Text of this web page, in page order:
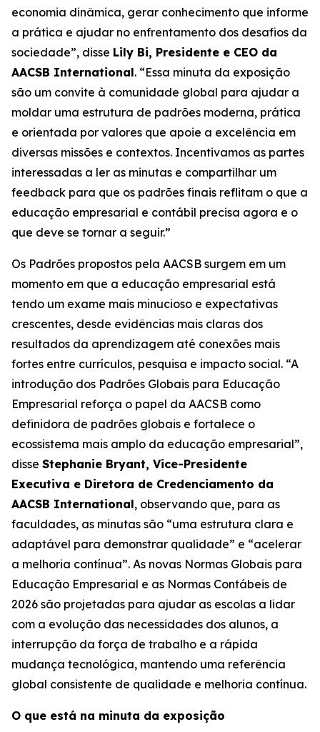
economia dinâmica, gerar conhecimento que informe
a prática e ajudar no enfrentamento dos desafios da
sociedade”, disse Lily Bi, Presidente e CEO da
AACSB International. “Essa minuta da exposição
são um convite à comunidade global para ajudar a
moldar uma estrutura de padrões moderna, prática
e orientada por valores que apoie a excelência em
diversas missões e contextos. Incentivamos as partes
interessadas a ler as minutas e compartilhar um
feedback para que os padrões finais reflitam o que a
educação empresarial e contábil precisa agora e o
que deve se tornar a seguir.”
Os Padrões propostos pela AACSB surgem em um
momento em que a educação empresarial está
tendo um exame mais minucioso e expectativas
crescentes, desde evidências mais claras dos
resultados da aprendizagem até conexões mais
fortes entre currículos, pesquisa e impacto social. “A
introdução dos Padrões Globais para Educação
Empresarial reforça o papel da AACSB como
definidora de padrões globais e fortalece o
ecossistema mais amplo da educação empresarial”,
disse Stephanie Bryant, Vice-Presidente
Executiva e Diretora de Credenciamento da
AACSB International, observando que, para as
faculdades, as minutas são “uma estrutura clara e
adaptável para demonstrar qualidade” e “acelerar
a melhoria contínua”. As novas Normas Globais para
Educação Empresarial e as Normas Contábeis de
2026 são projetadas para ajudar as escolas a lidar
com a evolução das necessidades dos alunos, a
interrupção da força de trabalho e a rápida
mudança tecnológica, mantendo uma referência
global consistente de qualidade e melhoria contínua.
O que está na minuta da exposição